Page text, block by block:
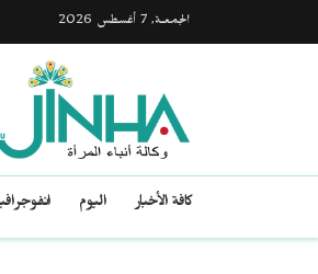
الجمعـة, 7 أغسطس 2026
كافة الأخبار اليوم